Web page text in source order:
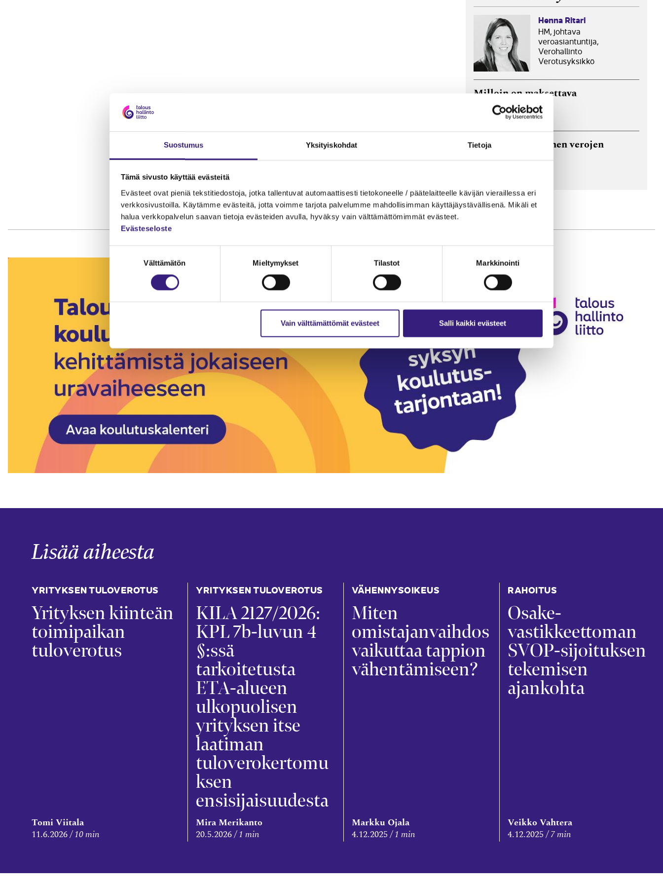
Suostumus Yksityiskohdat Tietoja
Tämä sivusto käyttää evästeitä
Evästeet ovat pieniä tekstitiedostoja, jotka tallentuvat automaattisesti tietokoneelle / päätelaitteelle kävijän vieraillessa eri
verkkosivustoilla. Käytämme evästeitä, jotta voimme tarjota palvelumme mahdollisimman käyttäjäystävällisenä. Mikäli et
halua verkkopalvelun saavan tietoja evästeiden avulla, hyväksy vain välttämättömimmät evästeet.
Evästeseloste
Välttämätön Mieltymykset Tilastot Markkinointi
Vain välttämättömät evästeet Salli kaikki evästeet
Henna Ritari
HM, johtava
veroasiantuntija,
Verohallinto
Verotusyksikkö
Milloin on maksettava
perintöveroa?
27.5.2026
Tulossa uusi yleinen verojen
Lisää aiheesta
YRITYKSEN TULOVEROTUS
Yrityksen kiinteän
toimipaikan
tuloverotus
Tomi Viitala
11.6.2026 10 min
YRITYKSEN TULOVEROTUS
KILA 2127/2026:
KPL 7b-luvun 4
§:ssä
tarkoitetusta
ETA-alueen
ulkopuolisen
yrityksen itse
laatiman
tuloverokertomu
ksen
ensisijaisuudesta
Mira Merikanto
20.5.2026 1 min
VÄHENNYSOIKEUS
Miten
omistajanvaihdos
vaikuttaa tappion
vähentämiseen?
Markku Ojala
4.12.2025
1 min
RAHOITUS
Osake­
vastikkeettoman
SVOP-sijoituksen
tekemisen
ajankohta
Veikko Vahtera
4.12.2025
7 min